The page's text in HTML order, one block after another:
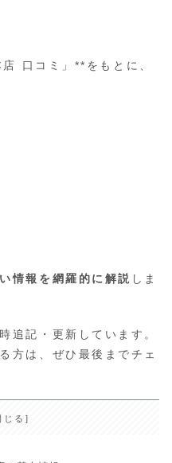
口コミ」**をもとに、
情報を網羅的に解説 しま
追記・更新しています。
方は、ぜひ最後までチェ